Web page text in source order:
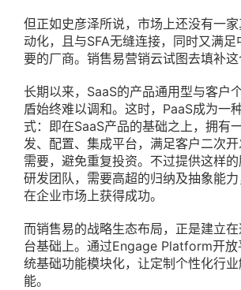
但正如史彦泽所说，市场上还没有一
动化，且与SFA无缝连接，同时又满足
要的厂商。销售易营销云试图去填补这
长期以来，SaaS的产品通用型与客户
盾始终难以调和。这时，PaaS成为一
式：即在SaaS产品的基础之上，拥有
发、配置、集成平台，满足客户二次
需要，避免重复投资。不过提供这样
研发团队，需要高超的归纳及抽象能
在企业市场上获得成功。
而销售易的战略生态布局，正是建立
台基础上。通过Engage Platform开放
统基础功能模块化，让定制个性化行
能。